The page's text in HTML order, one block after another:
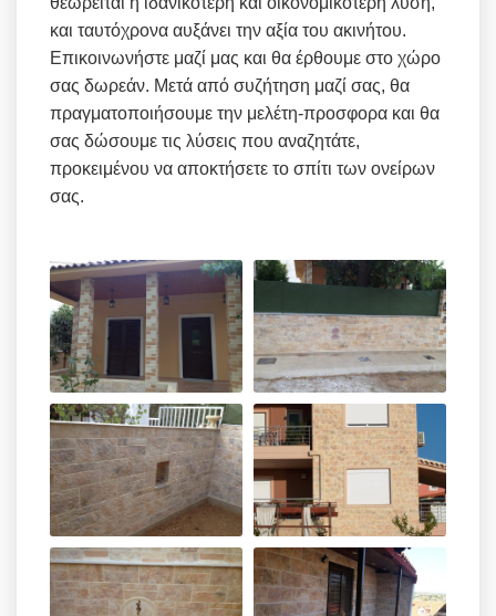
και ταυτόχρονα αυξάνει την αξία του ακινήτου.
Επικοινωνήστε μαζί μας και θα έρθουμε στο χώρο
σας δωρεάν. Μετά από συζήτηση μαζί σας, θα
πραγματοποιήσουμε την μελέτη-προσφορα και θα
σας δώσουμε τις λύσεις που αναζητάτε,
προκειμένου να αποκτήσετε το σπίτι των ονείρων
σας.